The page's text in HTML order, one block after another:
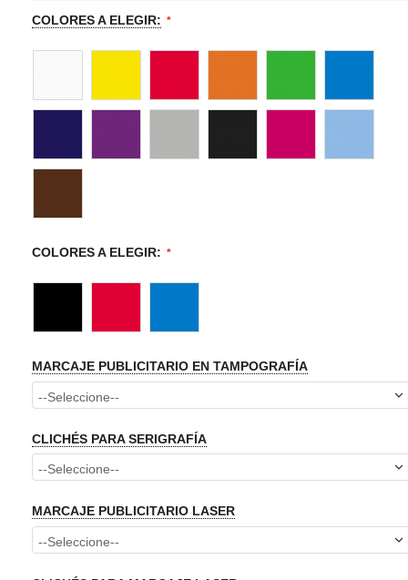
COLORES A ELEGIR:
COLORES A ELEGIR:
MARCAJE PUBLICITARIO EN TAMPOGRAFÍA
CLICHÉS PARA SERIGRAFÍA
MARCAJE PUBLICITARIO LASER